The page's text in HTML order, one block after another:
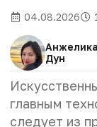
04.08.2026
Анжелика
Дун
главным
следует из